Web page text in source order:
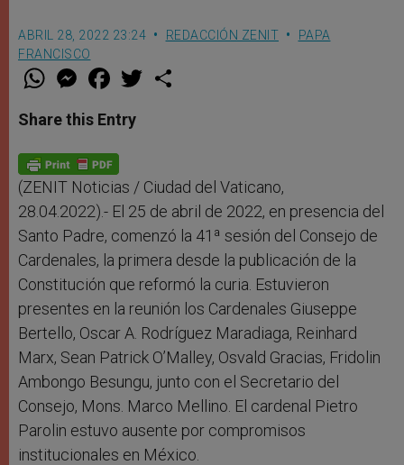
ABRIL 28, 2022 23:24 REDACCIÓN ZENIT
PAPA
FRANCISCO
W
t
s
p
p
M
e
s
e
g
e
r
F
a
e
b
o
k
w
Share this Entry
(ZENIT Noticias / Ciudad del Vaticano,
28.04.2022).- El 25 de abril de 2022, en presencia del
Santo Padre, comenzó la 41ª sesión del Consejo de
Cardenales, la primera desde la publicación de la
Constitución que reformó la curia. Estuvieron
presentes en la reunión los Cardenales Giuseppe
Bertello, Oscar A. Rodríguez Maradiaga, Reinhard
Marx, Sean Patrick O’Malley, Osvald Gracias, Fridolin
Ambongo Besungu, junto con el Secretario del
Consejo, Mons. Marco Mellino. El cardenal Pietro
Parolin estuvo ausente por compromisos
institucionales en México.